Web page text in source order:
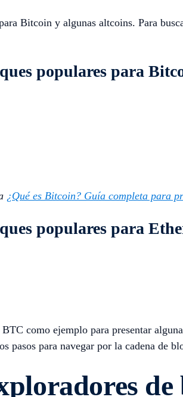
Bitcoin y algunas altcoins. Para
populares para
¿Qué es Bitcoin? Guía completa para
populares para
como ejemplo para presentar
pasos para navegar por la cadena de